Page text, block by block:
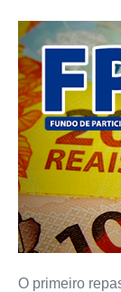
O primeiro